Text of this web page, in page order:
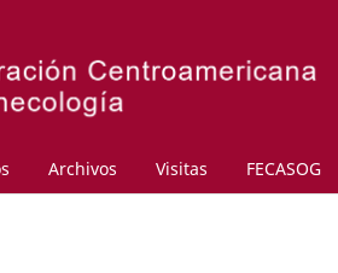
Archivos Visitas FECASOG